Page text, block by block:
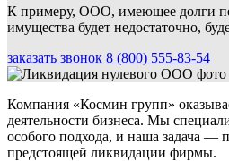
К примеру, ООО, имеющее долги
имущества будет недостаточно,
заказать звонок 8 (800) 555-83-54
Компания «Космин групп»
деятельности бизнеса. Мы
особого подхода, и наша задача —
предстоящей ликвидации фирмы.